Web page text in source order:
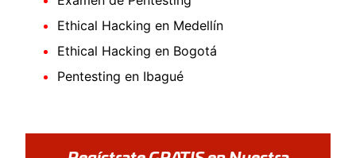
Ethical Hacking en Medellín
Ethical Hacking en Bogotá
Pentesting en Ibagué